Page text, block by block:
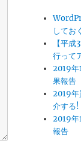
してお
【平
行って
2019
果報告
2019年
介する!
2019
報告